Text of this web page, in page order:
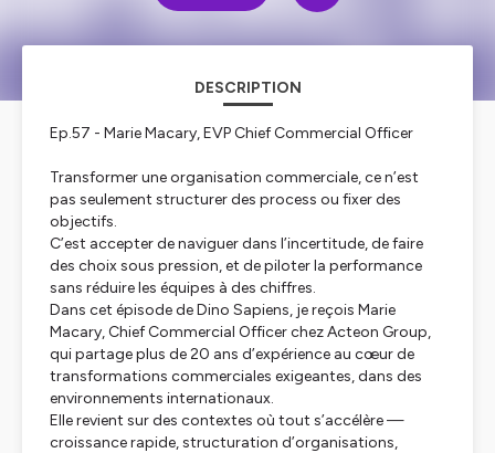
DESCRIPTION
Ep.57 - Marie Macary, EVP Chief Commercial Officer
Transformer une organisation commerciale, ce n’est
pas seulement structurer des process ou fixer des
objectifs.
C’est accepter de naviguer dans l’incertitude, de faire
des choix sous pression, et de piloter la performance
sans réduire les équipes à des chiffres.
Dans cet épisode deDino Sapiens, je reçois Marie
Macary, Chief Commercial Officer chez Acteon Group,
qui partage plus de 20 ans d’expérience au cœur de
transformations commerciales exigeantes, dans des
environnements internationaux.
Elle revient sur des contextes où tout s’accélère —
croissance rapide, structuration d’organisations,